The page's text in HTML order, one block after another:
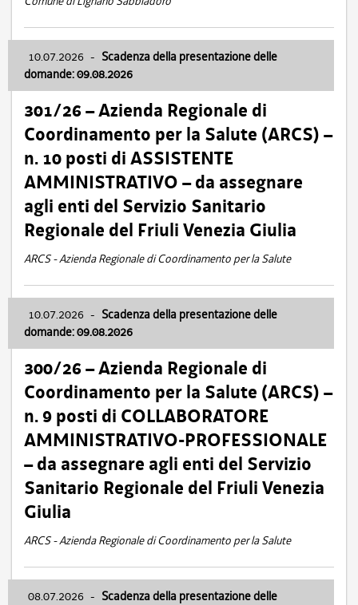
10.07.2026 - Scadenza della presentazione delle
domande: 09.08.2026
301/26 – Azienda Regionale di
Coordinamento per la Salute (ARCS) –
n. 10 posti di ASSISTENTE
AMMINISTRATIVO – da assegnare
agli enti del Servizio Sanitario
Regionale del Friuli Venezia Giulia
ARCS - Azienda Regionale di Coordinamento per la Salute
10.07.2026 - Scadenza della presentazione delle
domande: 09.08.2026
300/26 – Azienda Regionale di
Coordinamento per la Salute (ARCS) –
n. 9 posti di COLLABORATORE
AMMINISTRATIVO-PROFESSIONALE
– da assegnare agli enti del Servizio
Sanitario Regionale del Friuli Venezia
Giulia
ARCS - Azienda Regionale di Coordinamento per la Salute
08.07.2026 - Scadenza della presentazione delle